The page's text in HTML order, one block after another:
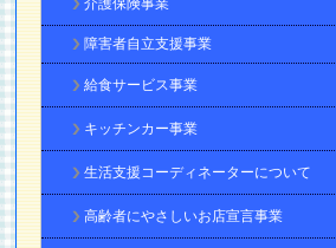
介護保険事業
障害者自立支援事業
給食サービス事業
キッチンカー事業
生活支援コーディネーターについて
高齢者にやさしいお店宣言事業